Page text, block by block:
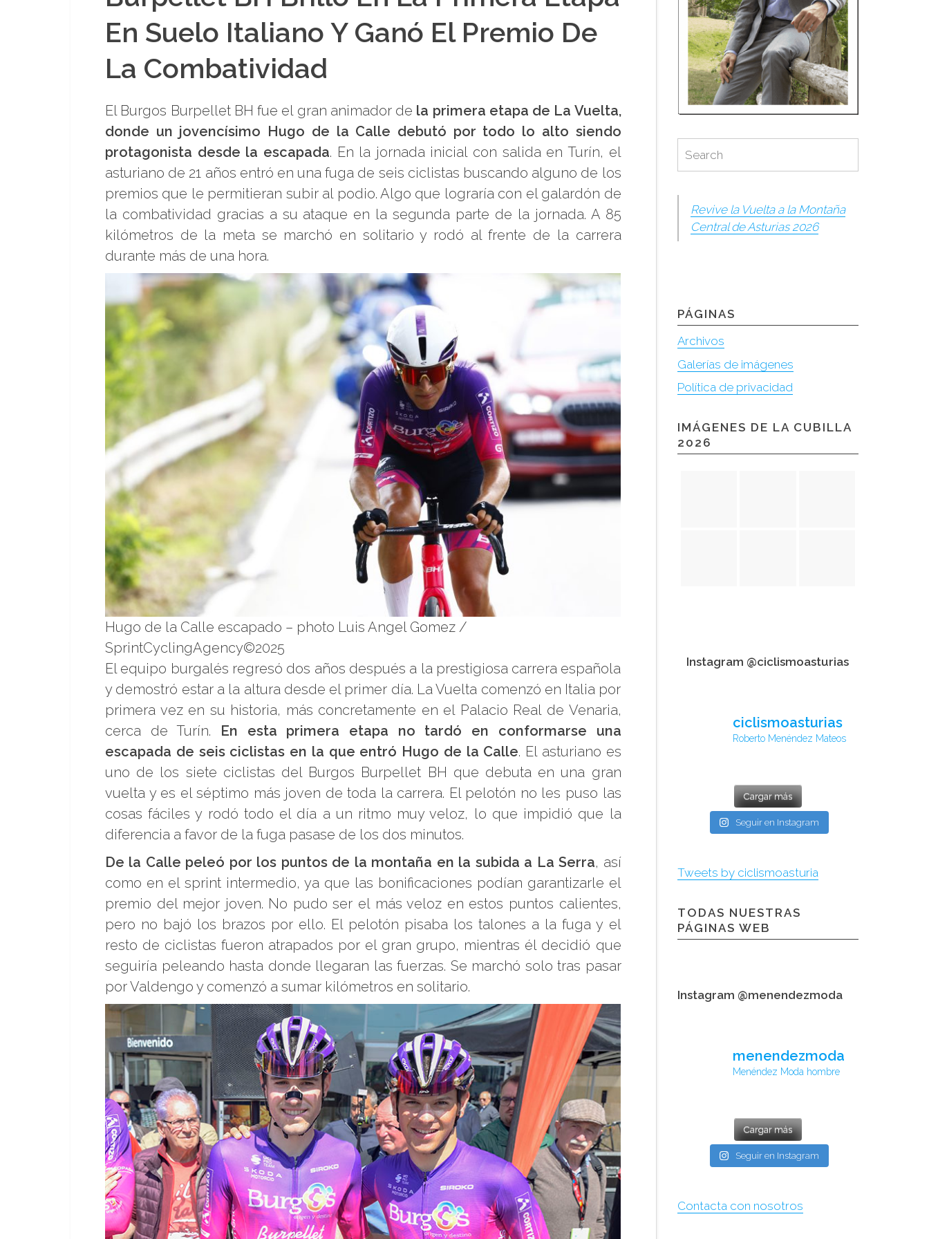
En Suelo Italiano Y Ganó El Premio De
La Combatividad
El Burgos Burpellet BH fue el gran animador de la primera etapa de La Vuelta,
donde un jovencísimo Hugo de la Calle debutó por todo lo alto siendo
protagonista desde la escapada. En la jornada inicial con salida en Turín, el
asturiano de 21 años entró en una fuga de seis ciclistas buscando alguno de los
premios que le permitieran subir al podio. Algo que lograría con el galardón de
la combatividad gracias a su ataque en la segunda parte de la jornada. A 85
kilómetros de la meta se marchó en solitario y rodó al frente de la carrera
durante más de una hora.
Hugo de la Calle escapado – photo Luis Angel Gomez /
SprintCyclingAgency©2025
El equipo burgalés regresó dos años después a la prestigiosa carrera española
y demostró estar a la altura desde el primer día. La Vuelta comenzó en Italia por
primera vez en su historia, más concretamente en el Palacio Real de Venaria,
cerca de Turín. En esta primera etapa no tardó en conformarse una
escapada de seis ciclistas en la que entró Hugo de la Calle. El asturiano es
uno de los siete ciclistas del Burgos Burpellet BH que debuta en una gran
vuelta y es el séptimo más joven de toda la carrera. El pelotón no les puso las
cosas fáciles y rodó todo el día a un ritmo muy veloz, lo que impidió que la
diferencia a favor de la fuga pasase de los dos minutos.
De la Calle peleó por los puntos de la montaña en la subida a La Serra, así
como en el sprint intermedio, ya que las bonificaciones podían garantizarle el
premio del mejor joven. No pudo ser el más veloz en estos puntos calientes,
pero no bajó los brazos por ello. El pelotón pisaba los talones a la fuga y el
resto de ciclistas fueron atrapados por el gran grupo, mientras él decidió que
seguiría peleando hasta donde llegaran las fuerzas. Se marchó solo tras pasar
por Valdengo y comenzó a sumar kilómetros en solitario.
for:
Search
Revive la Vuelta a la Montaña
Central de Asturias 2026
PÁGINAS
Archivos
Galerías de imágenes
Política de privacidad
IMÁGENES DE LA CUBILLA
2026
Instagram @ciclismoasturias
ciclismoasturias
Roberto Menéndez Mateos
Cargar más
Seguir en Instagram
Tweets by ciclismoasturia
TODAS NUESTRAS
PÁGINAS WEB
Instagram @menendezmoda
menendezmoda
Menéndez Moda hombre
Cargar más
Seguir en Instagram
Contacta con nosotros